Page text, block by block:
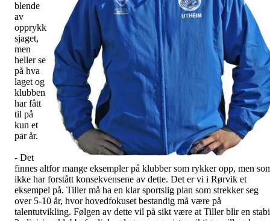
blende
av
opprykk
sjaget,
men
heller se
på hva
laget og
klubben
har fått
til på
kun et
par år.
- Det
finnes altfor mange eksempler på klubber som rykker opp, men
ikke har forstått konsekvensene av dette. Det er vi i Rørvik et
eksempel på. Tiller må ha en klar sportslig plan som strekker seg
over 5-10 år, hvor hovedfokuset bestandig må være på
talentutvikling. Følgen av dette vil på sikt være at Tiller blir en